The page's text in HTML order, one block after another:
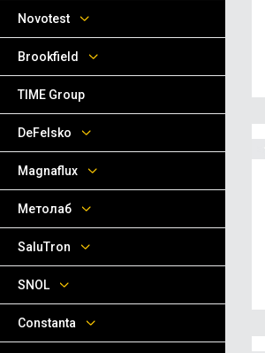
Novotest
Brookfield
TIME Group
DeFelsko
Magnaflux
Метолаб
SaluTron
SNOL
Сonstanta